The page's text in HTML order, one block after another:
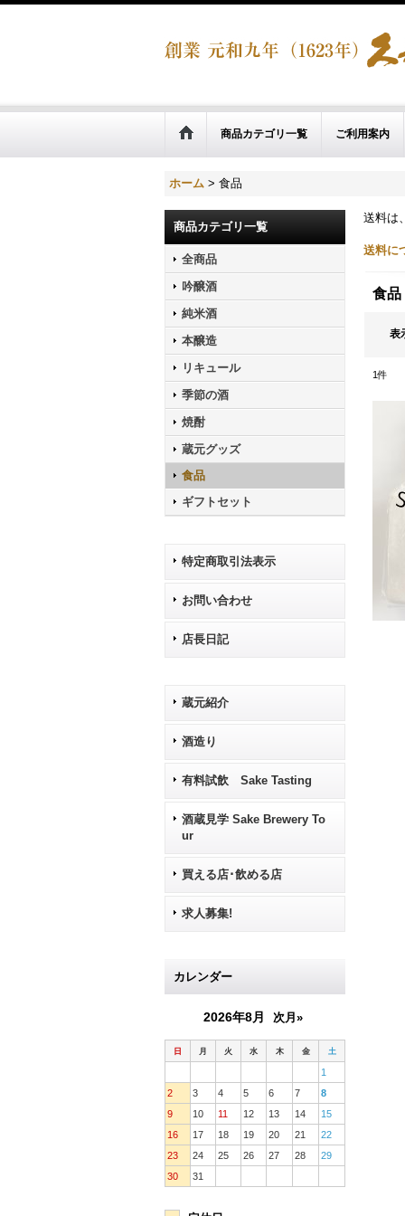
商品カテゴリ一覧 ご利用案内
ホーム > 食品
商品カテゴリ一覧
全商品
吟醸酒
純米酒
本醸造
リキュール
季節の酒
焼酎
蔵元グッズ
食品
ギフトセット
特定商取引法表示
お問い合わせ
店長日記
蔵元紹介
酒造り
有料試飲 Sake Tasting
酒蔵見学 Sake Brewery To
ur
買える店･飲める店
求人募集!
カレンダー
2026年8月 次月»
日 月 火 水 木 金 土
1
2
3 4 5 6 7
8
9
10 11 12 13 14
15
16
17 18 19 20 21
22
23
24 25 26 27 28
29
30
31
送料は
送料に
食品
表
1件